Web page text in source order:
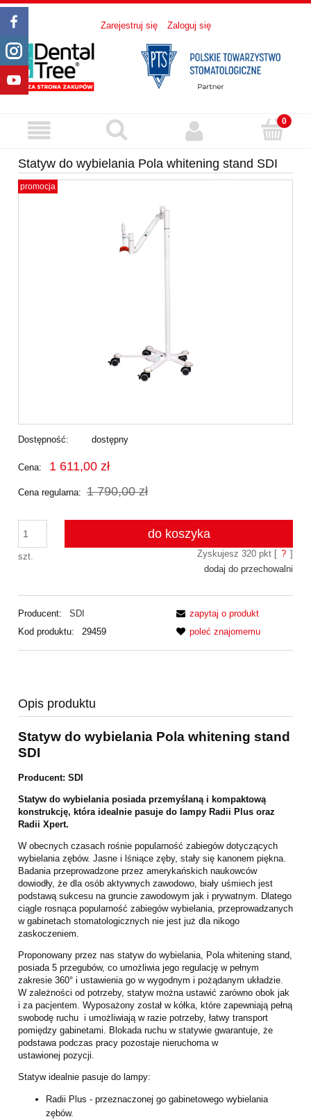
Zarejestruj się Zaloguj się
Statyw do wybielania Pola whitening stand SDI
promocja
Dostępność: dostępny
Cena: 1 611,00 zł
Cena regularna: 1 790,00 zł
szt.
do koszyka
Zyskujesz 320pkt [ ? ]
dodaj do przechowalni
Producent:
SDI
Kod produktu:
29459
zapytaj o produkt
poleć znajomemu
Opis produktu
Statyw do wybielania Pola whitening stand
SDI
Producent: SDI
Statyw do wybielania posiada przemyślaną i kompaktową
konstrukcję, która idealnie pasuje do lampy Radii Plus oraz
Radii Xpert.
W obecnych czasach rośnie popularność zabiegów dotyczących
wybielania zębów. Jasne i lśniące zęby, stały się kanonem piękna.
Badania przeprowadzone przez amerykańskich naukowców
dowiodły, że dla osób aktywnych zawodowo, biały uśmiech jest
podstawą sukcesu na gruncie zawodowym jak i prywatnym. Dlatego
ciągle rosnąca popularność zabiegów wybielania, przeprowadzanych
w gabinetach stomatologicznych nie jest już dla nikogo
zaskoczeniem.
Proponowany przez nas statyw do wybielania, Pola whitening stand,
posiada 5 przegubów, co umożliwia jego regulację w pełnym
zakresie 360° i ustawienia go w wygodnym i pożądanym układzie.
W zależności od potrzeby, statyw można ustawić zarówno obok jak
i za pacjentem. Wyposażony został w kółka, które zapewniają pełną
swobodę ruchu i umożliwiają w razie potrzeby, łatwy transport
pomiędzy gabinetami. Blokada ruchu w statywie gwarantuje, że
podstawa podczas pracy pozostaje nieruchoma w
ustawionej pozycji.
Statyw idealnie pasuje do lampy:
Radii Plus - przeznaczonej go gabinetowego wybielania
zębów.